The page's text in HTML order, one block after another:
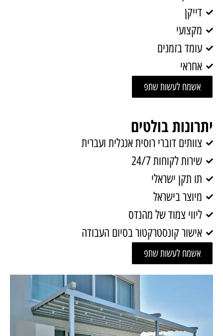
דייקן
מקצועי
עומד בזמנים
אחראי
אשמח לעשות שתפ
יתרונות בולטים
צוותים דוברי רוסית אנגלית ועברית
שירות לקוחות 24/7
תו תקן ישראלי
מיוצר בישראל
ליווי צמוד של מהנדס
אישור קונסטרקטור בסיום העבודה
אשמח לעשות שתפ